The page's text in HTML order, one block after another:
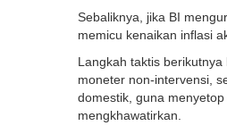
Sebaliknya, jika BI
memicu kenaikan inflasi
Langkah taktis
moneter non-intervensi,
domestik, guna
mengkhawatirkan.